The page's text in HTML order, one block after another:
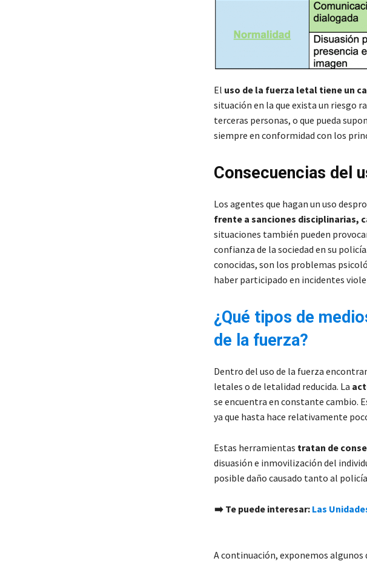
El uso de la fuerza letal tiene un
situación en la que exista un riesgo
terceras personas, o que pueda
siempre en conformidad con los
Consecuencias del
Los agentes que hagan un uso
frente a sanciones disciplinarias,
situaciones también pueden
confianza de la sociedad en su
conocidas, son los problemas
haber participado en incidentes
¿Qué tipos de
de la fuerza?
Dentro del uso de la fuerza
letales o de letalidad reducida. La
se encuentra en constante cambio.
ya que hasta hace relativamente
Estas herramientas tratan de
disuasión e inmovilización del
posible daño causado tanto al
➡️ Te puede interesar: Las
A continuación, exponemos